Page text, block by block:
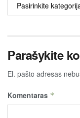
TURINYS
Parašykite
El. pašto adresas
Komentaras *